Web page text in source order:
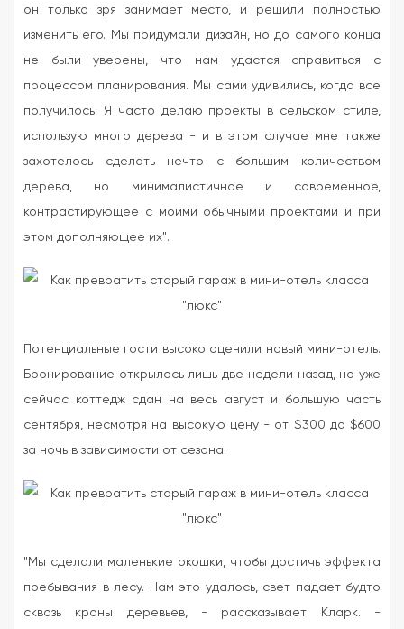
он только зря занимает место, и решили полностью
изменить его. Мы придумали дизайн, но до самого конца
не были уверены, что нам удастся справиться с
процессом планирования. Мы сами удивились, когда все
получилось. Я часто делаю проекты в сельском стиле,
использую много дерева - и в этом случае мне также
захотелось сделать нечто с большим количеством
дерева, но минималистичное и современное,
контрастирующее с моими обычными проектами и при
этом дополняющее их".
Потенциальные гости высоко оценили новый мини-отель.
Бронирование открылось лишь две недели назад, но уже
сейчас коттедж сдан на весь август и большую часть
сентября, несмотря на высокую цену - от $300 до $600
за ночь в зависимости от сезона.
"Мы сделали маленькие окошки, чтобы достичь эффекта
пребывания в лесу. Нам это удалось, свет падает будто
сквозь кроны деревьев, - рассказывает Кларк. -